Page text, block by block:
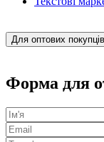
Для оптових покупців
Форма для